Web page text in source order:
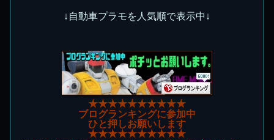
↓自動車プラモを人気順で表示中↓
★★★★★★★★★★
ブログランキングに参加中
ひと押しお願いします
★★★★★★★★★★